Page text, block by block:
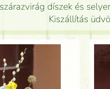
díszek és
Kiszállítás